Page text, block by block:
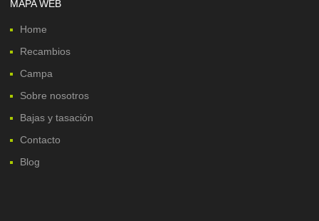
MAPA WEB
Home
Recambios
Campa
Sobre nosotros
Bajas y tasación
Contacto
Blog